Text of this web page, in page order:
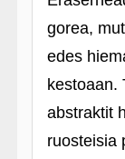
gorea,
edes
kestoaan.
abstraktit
ruosteisia